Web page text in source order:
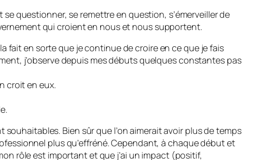
se questionner, se remettre en question, s’émerveiller de
qui croient en nous et nous supportent.
fait en sorte que je continue de croire en ce que je fais
j’observe depuis mes débuts quelques constantes pas
croit en eux.
Bien sûr que l’on aimerait avoir plus de temps
plus qu’effréné. Cependant, à chaque début et
rôle est important et que j’ai un impact (positif,